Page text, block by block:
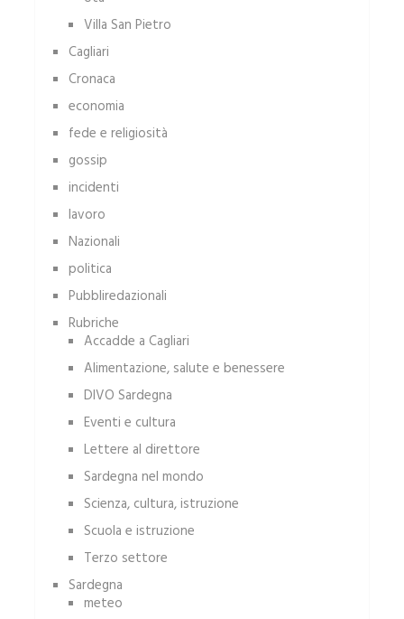
Villa San Pietro
Cagliari
Cronaca
economia
fede e religiosità
gossip
incidenti
lavoro
Nazionali
politica
Pubbliredazionali
Rubriche
Accadde a Cagliari
Alimentazione, salute e benessere
DIVO Sardegna
Eventi e cultura
Lettere al direttore
Sardegna nel mondo
Scienza, cultura, istruzione
Scuola e istruzione
Terzo settore
Sardegna
meteo